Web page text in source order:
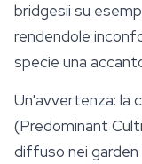
bridgesii su
rendendole
specie una
Un'avvertenza: la
(Predominant
diffuso nei